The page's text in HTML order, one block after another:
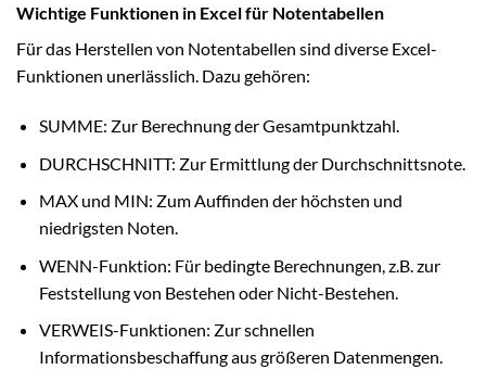
Wichtige Funktionen in Excel für Notentabellen
Für das Herstellen von Notentabellen sind diverse Excel-
Funktionen unerlässlich. Dazu gehören:
SUMME: Zur Berechnung der Gesamtpunktzahl.
DURCHSCHNITT: Zur Ermittlung der Durchschnittsnote.
MAX und MIN: Zum Auffinden der höchsten und
niedrigsten Noten.
WENN-Funktion: Für bedingte Berechnungen, z.B. zur
Feststellung von Bestehen oder Nicht-Bestehen.
VERWEIS-Funktionen: Zur schnellen
Informationsbeschaffung aus größeren Datenmengen.